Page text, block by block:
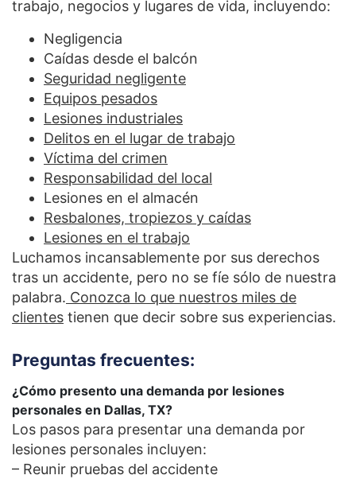
trabajo, negocios y lugares de vida, incluyendo:
Negligencia
Caídas desde el balcón
Seguridad negligente
Equipos pesados
Lesiones industriales
Delitos en el lugar de trabajo
Víctima del crimen
Responsabilidad del local
Lesiones en el almacén
Resbalones, tropiezos y caídas
Lesiones en el trabajo
Luchamos incansablemente por sus derechos
tras un accidente, pero no se fíe sólo de nuestra
palabra. Conozca lo que nuestros miles de
clientes tienen que decir sobre sus experiencias.
Preguntas frecuentes:
¿Cómo presento una demanda por lesiones
personales en Dallas, TX?
Los pasos para presentar una demanda por
lesiones personales incluyen:
– Reunir pruebas del accidente